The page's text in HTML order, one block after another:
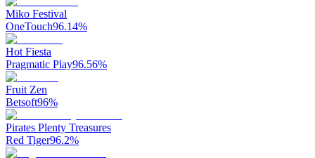
Miko Festival
OneTouch96.14%
Hot Fiesta
Pragmatic Play96.56%
Fruit Zen
Betsoft96%
Pirates Plenty Treasures
Red Tiger96.2%